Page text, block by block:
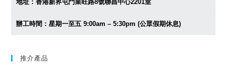
地址：香港新界屯門業旺路8號聯昌中心2201室
辦工時間：星期一至五 9:00am – 5:30pm (公眾假期休息)
推介產品